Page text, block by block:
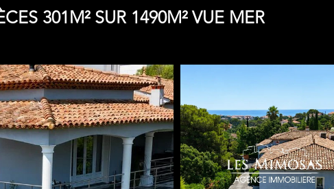
301M² SUR 1490M² VUE MER